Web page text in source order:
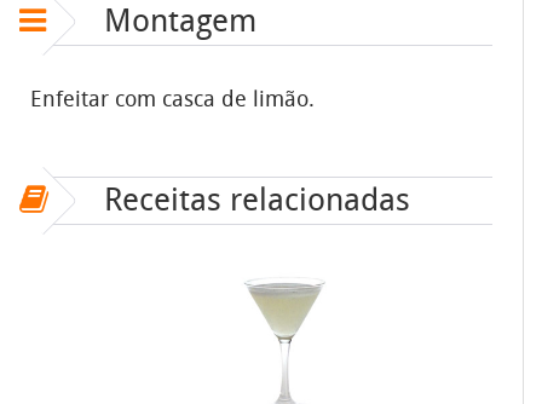
Montagem
Enfeitar com casca de limão.
Receitas relacionadas